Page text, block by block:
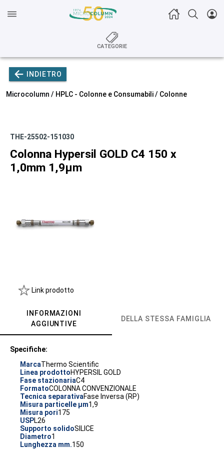
CATEGORIE
INDIETRO
Microcolumn / HPLC - Colonne e Consumabili/ Colonne
THE-25502-151030
Colonna Hypersil GOLD C4 150 x
1,0mm 1,9µm
Link prodotto
INFORMAZIONI
AGGIUNTIVE
DELLA STESSA FAMIGLIA
Specifiche:
MarcaThermo Scientific
Linea prodottoHYPERSIL GOLD
Fase stazionariaC4
FormatoCOLONNA CONVENZIONALE
Tecnica separativaFase Inversa (RP)
Misura particelle µm1,9
Misura pori175
USPL26
Supporto solidoSILICE
Diametro1
Lunghezza mm.150